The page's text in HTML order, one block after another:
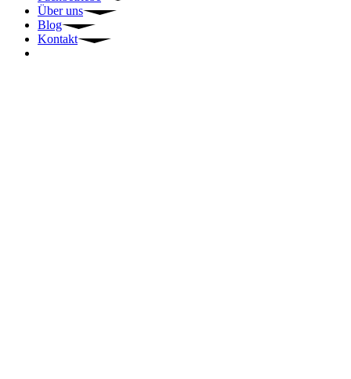
Über uns
Blog
Kontakt